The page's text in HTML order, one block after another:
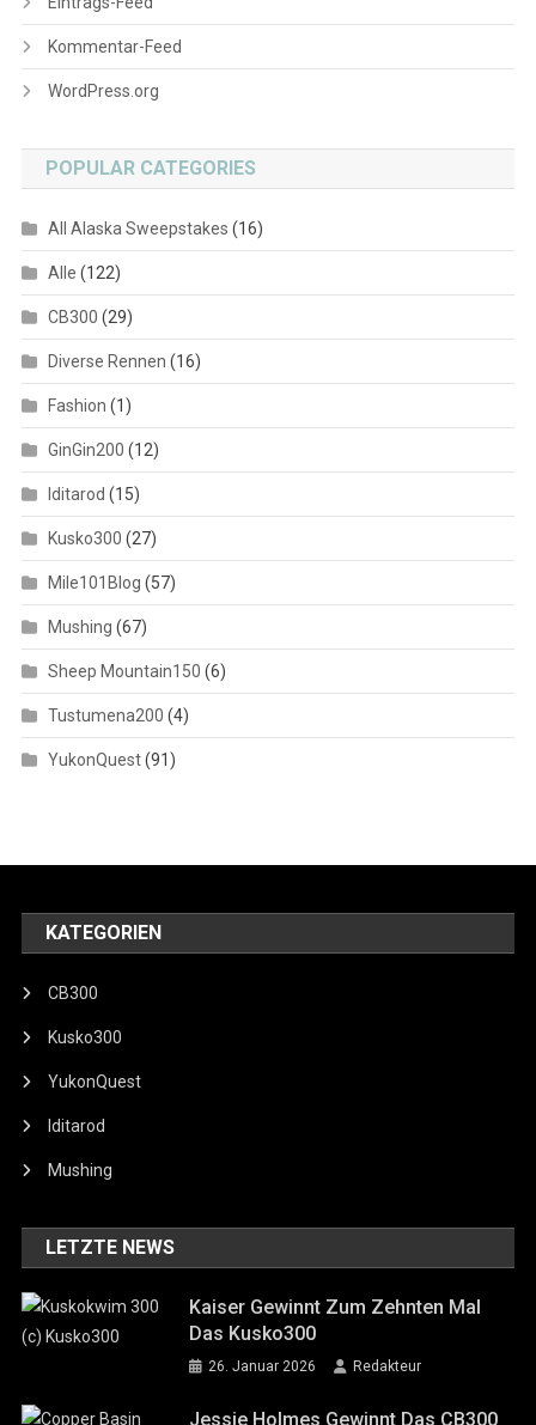
Kommentar-Feed
WordPress.org
POPULAR CATEGORIES
All Alaska Sweepstakes (16)
Alle (122)
CB300 (29)
Diverse Rennen (16)
Fashion (1)
GinGin200 (12)
Iditarod (15)
Kusko300 (27)
Mile101Blog (57)
Mushing (67)
Sheep Mountain150 (6)
Tustumena200 (4)
YukonQuest(91)
KATEGORIEN
CB300
Kusko300
YukonQuest
Iditarod
Mushing
LETZTE NEWS
Kaiser Gewinnt Zum Zehnten Mal
Das Kusko300
26. Januar 2026 Redakteur
Jessie Holmes Gewinnt Das CB300